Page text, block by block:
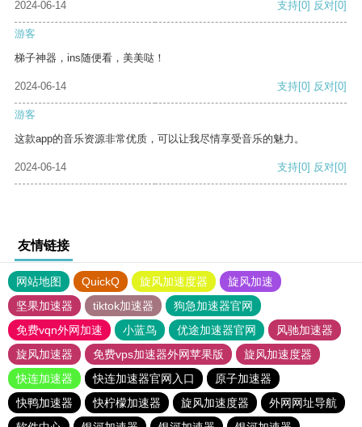
2024-06-14
支持[0] 反对[0]
游客
梯子神器，ins随便看，美美哒！
2024-06-14 支持[0] 反对[0]
游客
这款app的音乐资源非常优质，可以让我尽情享受音乐的魅力。
2024-06-14 支持[0] 反对[0]
友情链接
网站地图 QuickQ 旋风加速度器
旋风加速
坚果加速器
tiktok加速器
狗急加速器官网
免费vqn外网加速
小蓝鸟 优途加速器官网
风驰加速器
旋风加速器
免费vps加速器外网苹果版
旋风加速度器
快连加速器
快连加速器官网入口
原子加速器
快鸭加速器
快柠檬加速器 旋风加速度器
外网网址导航